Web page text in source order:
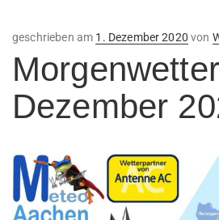
geschrieben am Veröffentlicht
1. Dezember 2020 von
Dezember